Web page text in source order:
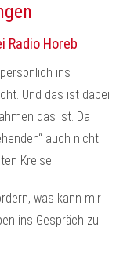
Radio Horeb
ins
Und das ist dabei
das ist. Da
auch nicht
Kreise.
was kann mir
ins Gespräch zu